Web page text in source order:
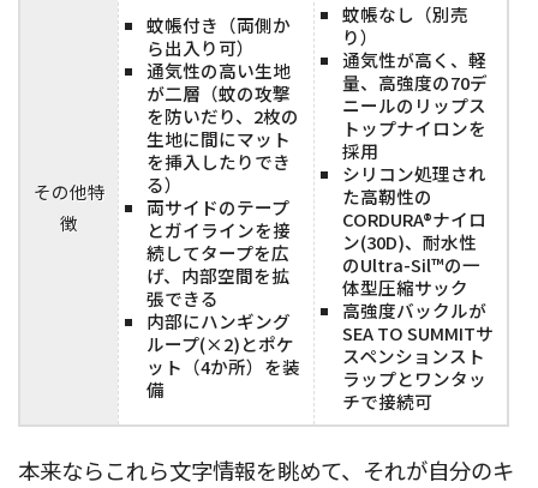
その他特
徴
蚊帳付き（両側か
ら出入り可）
通気性の高い生地
が二層（蚊の攻撃
を防いだり、2枚の
生地に間にマット
を挿入したりでき
る）
両サイドのテープ
とガイラインを接
続してタープを広
げ、内部空間を拡
張できる
内部にハンギング
ループ(×2)とポケ
ット（4か所）を装
備
蚊帳なし（別売
り）
通気性が高く、軽
量、高強度の70デ
ニールのリップス
トップナイロンを
採用
シリコン処理され
た高靭性の
CORDURA®ナイロ
ン(30D)、耐水性
のUltra-Sil™の一
体型圧縮サック
高強度バックルが
SEA TO SUMMITサ
スペンションスト
ラップとワンタッ
チで接続可
本来ならこれら文字情報を眺めて、それが自分のキ